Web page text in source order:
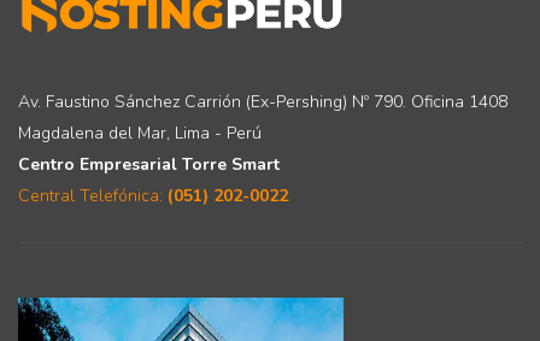
Av. Faustino Sánchez Carrión (Ex-Pershing) Nº 790. Oficina 1408
Magdalena del Mar, Lima - Perú
Centro Empresarial Torre Smart
Central Telefónica: (051) 202-0022